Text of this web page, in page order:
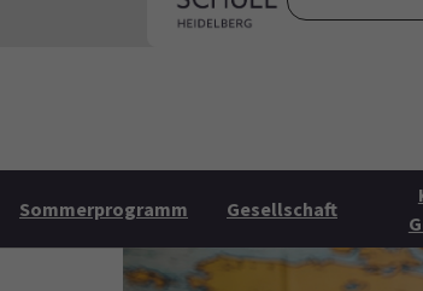
Sommerprogramm Gesellschaft